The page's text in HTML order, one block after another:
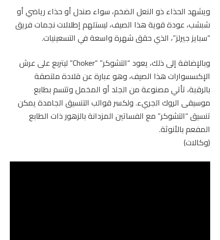
ويشهد الحذاء ذو النعل الضخم، سواء صندل أو حذاء رياضي أو
شبشب، عودة قوية هذا الصيف، ليستلهم إطلالات نجمات فريق
“سبايز جيرلز”، الذي حقق شهرة واسعة في التسعينيات.
وبالإضافة إلى ذلك، يعود “التشوكر” “Choker” ليتربع على عرش
الإكسسوارات هذا الصيف، وهو عبارة عن قلادة ملتصقة
بالرقبة، تأتي مصنوعة من الجلد أو المخمل وتتسم بطابع
موسيقى الروك الجريء. ولكسر قوالب التنسيق الجامدة يمكن
تنسيق “التشوكر” مع الفساتين المزدانة بالزهور ذات الطابع
المفعم بالأنوثة.
(وكالات)